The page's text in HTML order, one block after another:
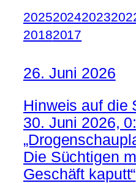
202520242023
20182017
26. Juni 2026
Hinweis auf die
30. Juni 2026,
Die Süchtigen
Geschäft kaputt“